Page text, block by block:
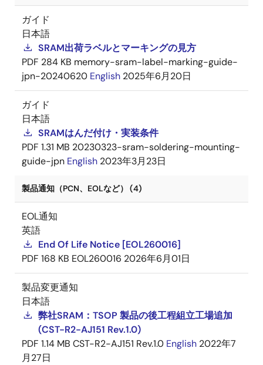
ガイド
日本語
SRAM出荷ラベルとマーキングの見方
PDF 284 KB memory-sram-label-marking-guide-
jpn-20240620 English 2025年6月20日
ガイド
日本語
SRAMはんだ付け・実装条件
PDF 1.31 MB 20230323-sram-soldering-mounting-
guide-jpn English 2023年3月23日
製品通知（PCN、EOLなど） (4)
EOL通知
英語
End Of Life Notice [EOL260016]
PDF 168 KB EOL260016 2026年6月01日
製品変更通知
日本語
弊社SRAM：TSOP 製品の後工程組立工場追加
(CST-R2-AJ151 Rev.1.0)
PDF 1.14 MB CST-R2-AJ151 Rev.1.0 English 2022年7
月27日